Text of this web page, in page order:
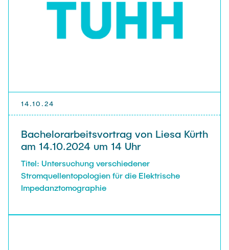
14.10.24
Bachelorarbeitsvortrag von Liesa Kürth
am 14.10.2024 um 14 Uhr
Titel: Untersuchung verschiedener
Stromquellentopologien für die Elektrische
Impedanztomographie